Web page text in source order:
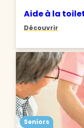
Aide à la
Découvrir
Seniors